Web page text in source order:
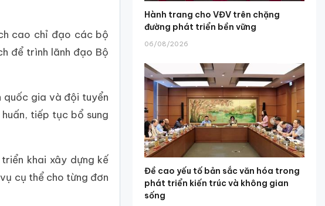
cao chỉ đạo các bộ
để trình lãnh đạo Bộ
quốc gia và đội tuyển
tiếp tục bổ sung
khai xây dựng kế
cụ thể cho từng đơn
Hành trang cho VĐV trên chặng
đường phát triển bền vững
06/08/2026
Đề cao yếu tố bản sắc văn hóa trong
phát triển kiến trúc và không gian
sống